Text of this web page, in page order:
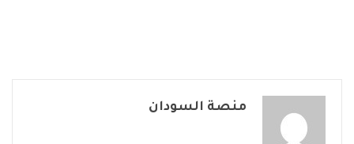
منصة السودان